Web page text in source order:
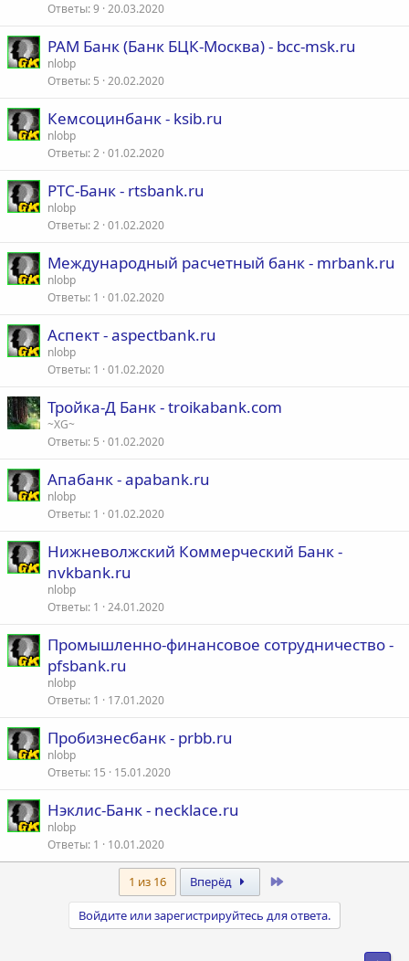
Ответы 9 20.03.2020
РАМ Банк (Банк БЦК-Москва) - bcc-msk.ru
nlobp
Ответы 5 20.02.2020
Кемсоцинбанк - ksib.ru
nlobp
Ответы 2 01.02.2020
РТС-Банк - rtsbank.ru
nlobp
Ответы 2 01.02.2020
Международный расчетный банк - mrbank.ru
nlobp
Ответы 1 01.02.2020
Аспект - aspectbank.ru
nlobp
Ответы 1 01.02.2020
Тройка-Д Банк - troikabank.com
~XG~
Ответы 5 01.02.2020
Апабанк - apabank.ru
nlobp
Ответы 1 01.02.2020
Нижневолжский Коммерческий Банк -
nvkbank.ru
nlobp
Ответы 1 24.01.2020
Промышленно-финансовое сотрудничество -
pfsbank.ru
nlobp
Ответы 1 17.01.2020
Пробизнесбанк - prbb.ru
nlobp
Ответы 15 15.01.2020
Нэклис-Банк - necklace.ru
nlobp
Ответы 1 10.01.2020
1 из 16 Вперёд
Войдите или зарегистрируйтесь для ответа.